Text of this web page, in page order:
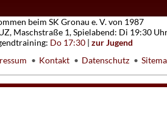
beim SK Gronau e. V. von 1987
Maschstraße 1, Spielabend: Di 19:30
Do 17:30| zur Jugend
Kontakt Datenschutz